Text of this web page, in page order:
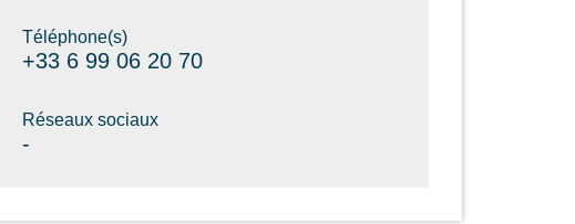
Téléphone(s)
+33 6 99 06 20 70
Réseaux sociaux
-